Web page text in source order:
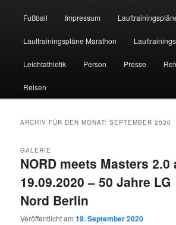
Fußball Impressum
Lauftrainingspläne Marathon
Leichtathletik Person Presse
Reisen
ARCHIV FÜR DEN MONAT:SEPTEMBER 2020
NORD meets Masters 2.0
19.09.2020 – 50 Jahre LG
Nord Berlin
GALERIE
Veröffentlicht am19. September 2020